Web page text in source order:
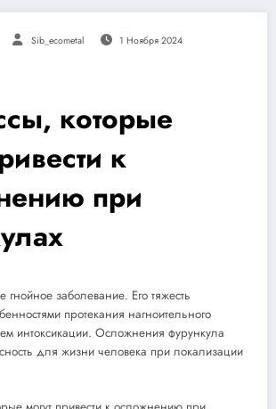
Sib_ecometal 1 Ноября 2024
которые
к
при
гнойное заболевание. Его тяжесть
протекания нагноительного
интоксикации. Осложнения фурункула
для жизни человека при локализации